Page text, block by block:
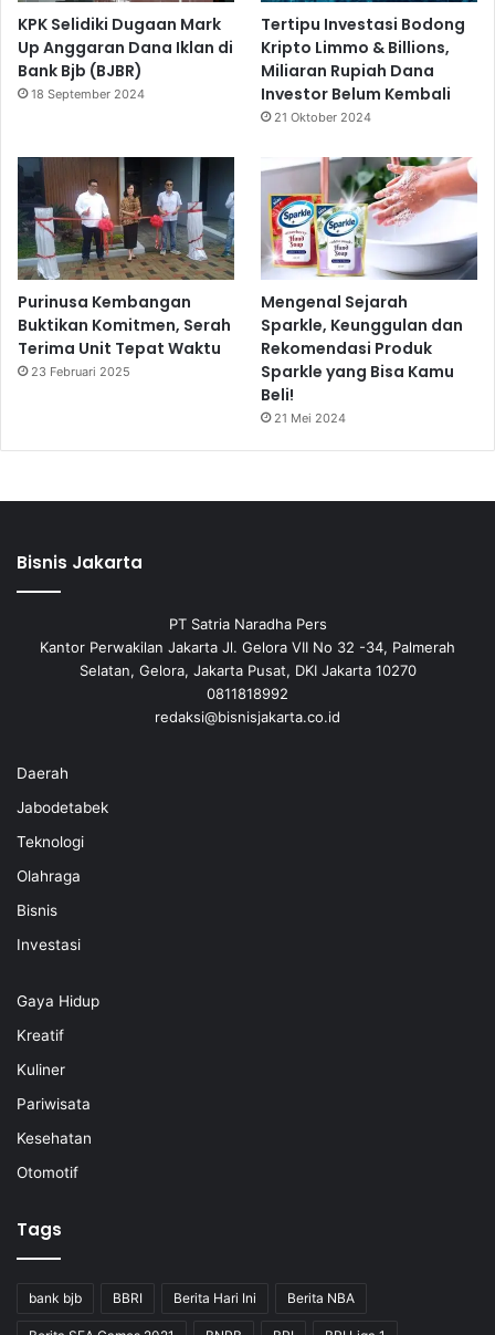
KPK Selidiki Dugaan Mark
Up Anggaran Dana Iklan di
Bank Bjb (BJBR)
18 September 2024
Tertipu Investasi Bodong
Kripto Limmo & Billions,
Miliaran Rupiah Dana
Investor Belum Kembali
21 Oktober 2024
Purinusa Kembangan
Buktikan Komitmen, Serah
Terima Unit Tepat Waktu
23 Februari 2025
Mengenal Sejarah
Sparkle, Keunggulan dan
Rekomendasi Produk
Sparkle yang Bisa Kamu
Beli!
21 Mei 2024
Bisnis Jakarta
PT Satria Naradha Pers
Kantor Perwakilan Jakarta Jl. Gelora VII No 32 -34, Palmerah
Selatan, Gelora, Jakarta Pusat, DKI Jakarta 10270
0811818992
redaksi@bisnisjakarta.co.id
Daerah
Jabodetabek
Teknologi
Olahraga
Bisnis
Investasi
Gaya Hidup
Kreatif
Kuliner
Pariwisata
Kesehatan
Otomotif
Tags
bank bjb BBRI Berita Hari Ini Berita NBA